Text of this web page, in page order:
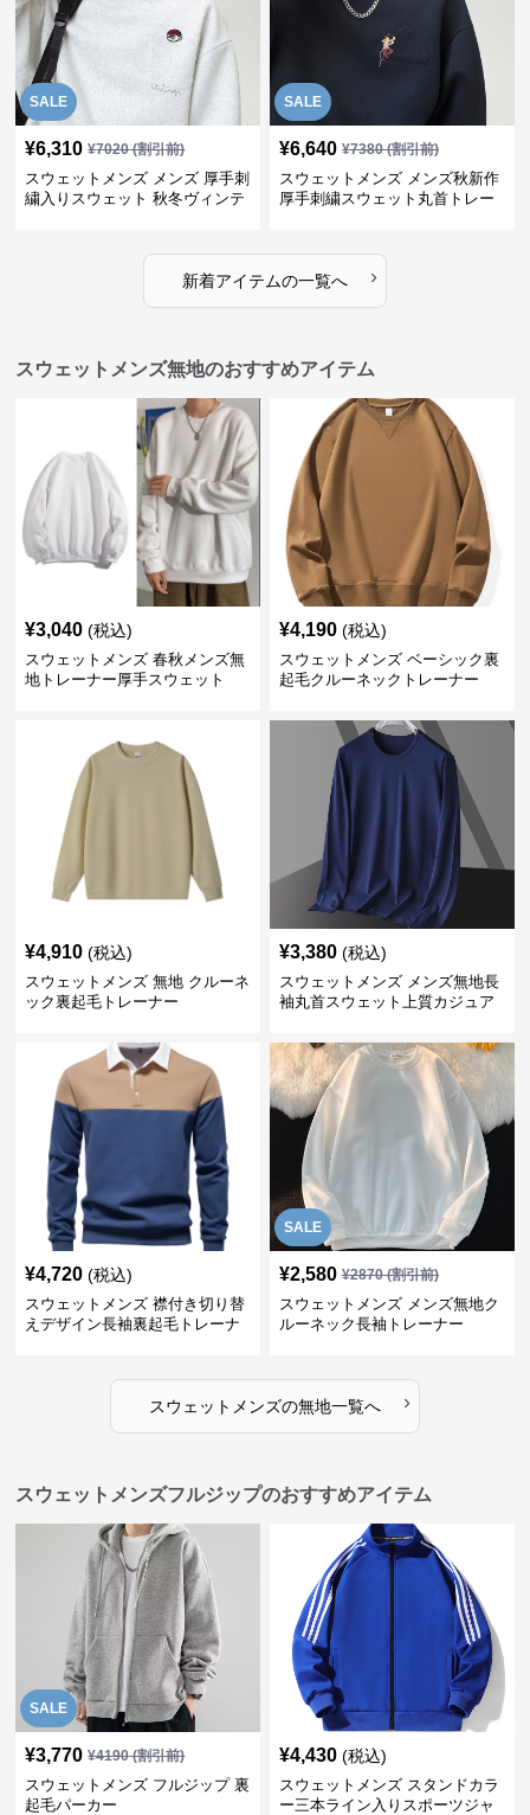
SALE
¥6,310 ¥7020(割引前)
スウェットメンズ メンズ 厚手刺
繍入りスウェット 秋冬ヴィンテ
SALE
¥6,640 ¥7380(割引前)
スウェットメンズ メンズ秋新作
厚手刺繍スウェット丸首トレー
新着アイテムの一覧へ ›
スウェットメンズ無地のおすすめアイテム
¥3,040 (税込)
スウェットメンズ 春秋メンズ無
地トレーナー厚手スウェット
¥4,190 (税込)
スウェットメンズ ベーシック裏
起毛クルーネックトレーナー
¥4,910 (税込)
スウェットメンズ 無地 クルーネ
ック裏起毛トレーナー
¥3,380 (税込)
スウェットメンズ メンズ無地長
袖丸首スウェット上質カジュア
¥4,720 (税込)
スウェットメンズ 襟付き切り替
えデザイン長袖裏起毛トレーナ
SALE
¥2,580 ¥2870(割引前)
スウェットメンズ メンズ無地ク
ルーネック長袖トレーナー
スウェットメンズの無地一覧へ ›
スウェットメンズフルジップのおすすめアイテム
SALE
¥3,770 ¥4190(割引前)
スウェットメンズ フルジップ 裏
起毛パーカー
¥4,430 (税込)
スウェットメンズ スタンドカラ
ー三本ライン入りスポーツジャ